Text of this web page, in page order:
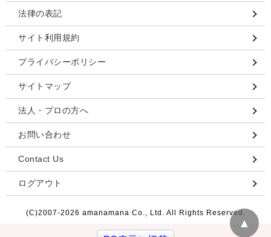
法律の表記
サイト利用規約
プライバシーポリシー
サイトマップ
法人・プロの方へ
お問い合わせ
Contact Us
ログアウト
▲
(C)2007-2026 amanamana Co., Ltd. All Rights Reserved.